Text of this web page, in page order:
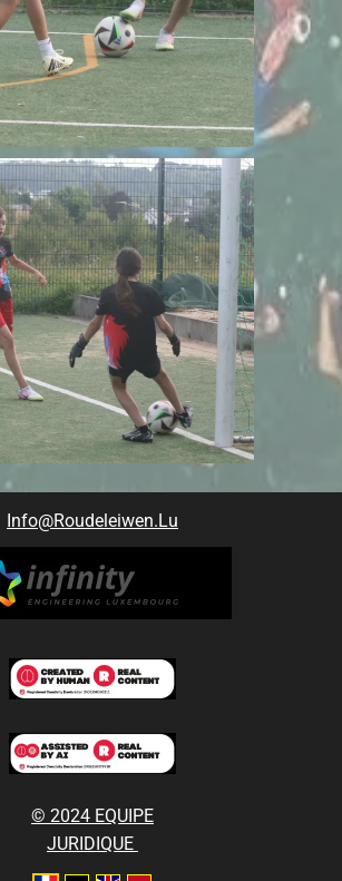
Info@roudeleiwen.lu
© 2024 EQUIPE
JURIDIQUE